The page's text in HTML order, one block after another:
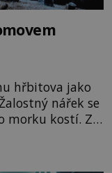
hřbitova jako
nářek se
morku kostí. Ze
s
aby se po